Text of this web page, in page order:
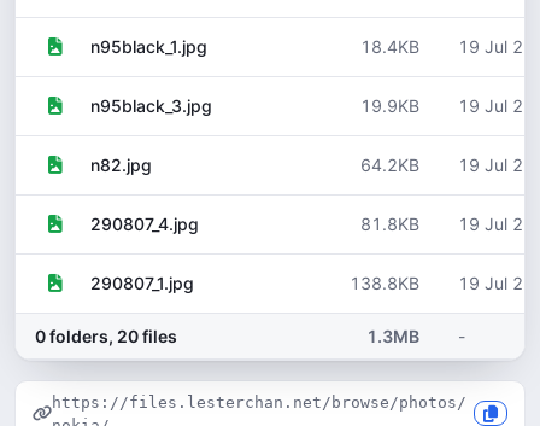
n95black_1.jpg 18.4KB 19 Jul
n95black_3.jpg 19.9KB 19 Jul
n82.jpg 64.2KB 19 Jul
290807_4.jpg 81.8KB 19 Jul
290807_1.jpg 138.8KB 19 Jul
0 folders, 20 files 1.3MB -
https://files.lesterchan.net/browse/photos/